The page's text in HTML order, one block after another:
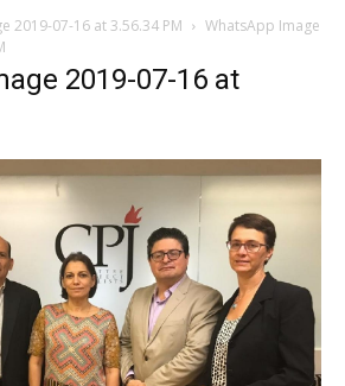
2019-07-16 at 3.56.34 PM
WhatsApp Image
2019-07-16 at